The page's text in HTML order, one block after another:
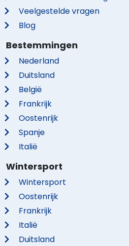
Veelgestelde vragen
Blog
Bestemmingen
Nederland
Duitsland
België
Frankrijk
Oostenrijk
Spanje
Italië
Wintersport
Wintersport
Oostenrijk
Frankrijk
Italië
Duitsland